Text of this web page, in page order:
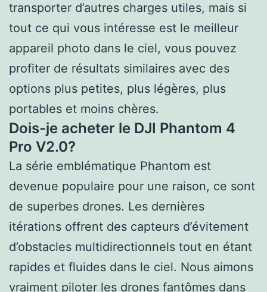
transporter d’autres charges utiles, mais si
tout ce qui vous intéresse est le meilleur
appareil photo dans le ciel, vous pouvez
profiter de résultats similaires avec des
options plus petites, plus légères, plus
portables et moins chères.
Dois-je acheter le DJI Phantom 4
Pro V2.0?
La série emblématique Phantom est
devenue populaire pour une raison, ce sont
de superbes drones. Les dernières
itérations offrent des capteurs d’évitement
d’obstacles multidirectionnels tout en étant
rapides et fluides dans le ciel. Nous aimons
vraiment piloter les drones fantômes dans